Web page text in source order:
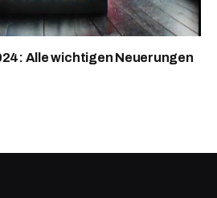
Alle wichtigen Neuerungen